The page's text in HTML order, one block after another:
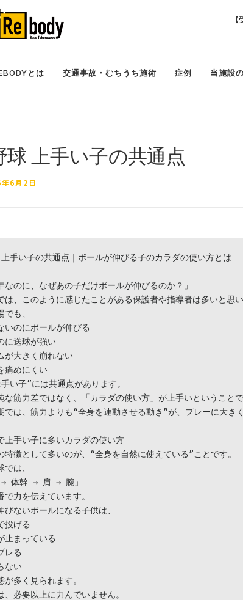
とは 交通事故・むちうち施術 症例 当施設
グ ｜ 所沢市の因泥接骨院 少年野球 上手い子の
球 上手い子の共通点
6月2日
手い子の共通点｜ボールが伸びる子のカラダの使い方とは
なのに、なぜあの子だけボールが伸びるのか？」
は、このように感じたことがある保護者や指導者は多いと思い
も、
いのにボールが伸びる
に送球が強い
が大きく崩れない
痛めにくい
い子”には共通点があります。
な筋力差ではなく、「カラダの使い方」が上手いということで
では、筋力よりも“全身を連動させる動き”が、プレーに大き
上手い子に多いカラダの使い方
特徴として多いのが、“全身を自然に使えている”ことです。
は、
→ 体幹 → 肩 → 腕」
で力を伝えています。
びないボールになる子供は、
投げる
止まっている
レる
ない
が多く見られます。
、必要以上に力んでいません。